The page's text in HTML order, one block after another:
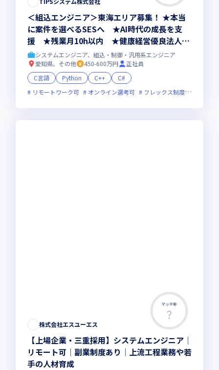
＜組込エンジニア＞東海エリア募集！ ★本当
に案件を選べるSESへ ★AI時代の成長を支
援 ★残業月10h以内 ★健康経営優良法人20
26認定
システムエンジニア、組込・制御・汎用系エンジニア
愛知県、その他
450-600万円
正社員
C言語
Python C++
C#
リモートワーク可
オンライン選考可 フレックス制度あり
マッチ率
株式会社エスユーエス
【上場企業・三重採用】システムエンジニア│
リモート可│副業制度あり│上流工程業務や若
手の人材育成